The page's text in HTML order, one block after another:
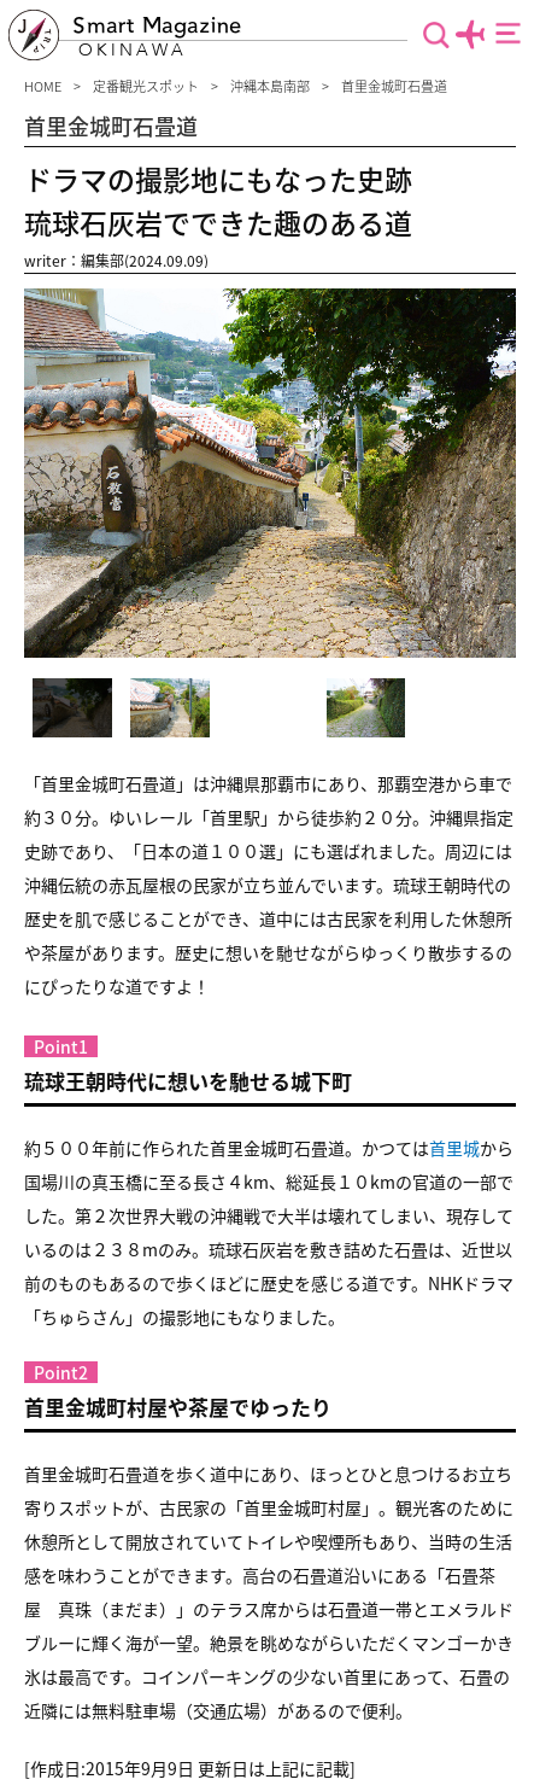
Smart Magazine
OKINAWA
HOME 定番観光スポット 沖縄本島南部 首里金城町石畳道
首里金城町石畳道
ドラマの撮影地にもなった史跡
琉球石灰岩でできた趣のある道
writer：編集部(2024.09.09)
「首里金城町石畳道」は沖縄県那覇市にあり、那覇空港から車で
約３０分。ゆいレール「首里駅」から徒歩約２０分。沖縄県指定
史跡であり、「日本の道１００選」にも選ばれました。周辺には
沖縄伝統の赤瓦屋根の民家が立ち並んでいます。琉球王朝時代の
歴史を肌で感じることができ、道中には古民家を利用した休憩所
や茶屋があります。歴史に想いを馳せながらゆっくり散歩するの
にぴったりな道ですよ！
Point1
琉球王朝時代に想いを馳せる城下町
約５００年前に作られた首里金城町石畳道。かつては首里城から
国場川の真玉橋に至る長さ４km、総延長１０kmの官道の一部で
した。第２次世界大戦の沖縄戦で大半は壊れてしまい、現存して
いるのは２３８mのみ。琉球石灰岩を敷き詰めた石畳は、近世以
前のものもあるので歩くほどに歴史を感じる道です。NHKドラマ
「ちゅらさん」の撮影地にもなりました。
Point2
首里金城町村屋や茶屋でゆったり
首里金城町石畳道を歩く道中にあり、ほっとひと息つけるお立ち
寄りスポットが、古民家の「首里金城町村屋」。観光客のために
休憩所として開放されていてトイレや喫煙所もあり、当時の生活
感を味わうことができます。高台の石畳道沿いにある「石畳茶
屋 真珠（まだま）」のテラス席からは石畳道一帯とエメラルド
ブルーに輝く海が一望。絶景を眺めながらいただくマンゴーかき
氷は最高です。コインパーキングの少ない首里にあって、石畳の
近隣には無料駐車場（交通広場）があるので便利。
[作成日:2015年9月9日 更新日は上記に記載]